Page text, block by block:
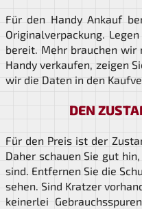
Für den Handy Ankauf
Originalverpackung.
bereit. Mehr brauchen wir
Handy verkaufen, zeigen
wir die Daten in den
DEN
Für den Preis ist der
Daher schauen Sie gut
sind. Entfernen Sie die
sehen. Sind Kratzer
keinerlei